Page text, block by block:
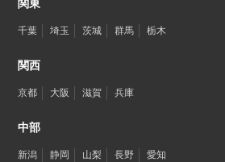
関東
千葉 埼玉 茨城 群馬 栃木
関西
京都 大阪 滋賀 兵庫
中部
新潟 静岡 山梨 長野 愛知